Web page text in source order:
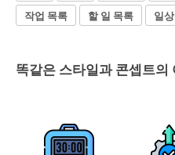
작업 목록
할 일 목록 일
똑같은 스타일과 콘셉트의